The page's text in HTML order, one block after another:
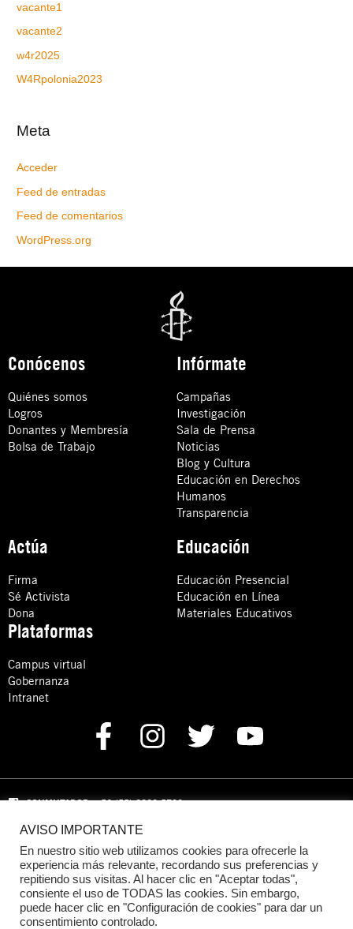
vacante1
vacante2
w4r2025
W4Rpolonia2023
Meta
Acceder
Feed de entradas
Feed de comentarios
WordPress.org
Conócenos
Quiénes somos
Logros
Donantes y Membresía
Bolsa de Trabajo
Infórmate
Campañas
Investigación
Sala de Prensa
Noticias
Blog y Cultura
Educación en Derechos
Humanos
Transparencia
Actúa
Firma
Sé Activista
Dona
Educación
Educación Presencial
Educación en Línea
Materiales Educativos
Plataformas
Campus virtual
Gobernanza
Intranet
CONMUTADOR: +52 (55) 8880 5730
Domicilio: Calle Hércules 13,
Benito Juárez, C.P. 03940 Ciudad de México, CDMX
DONACIONES:+52 +52 (55) 8880 5755
© 2024 Amnistía Internacional México
AVISO IMPORTANTE
En nuestro sitio web utilizamos cookies para ofrecerle la
experiencia más relevante, recordando sus preferencias y
repitiendo sus visitas. Al hacer clic en "Aceptar todas",
consiente el uso de TODAS las cookies. Sin embargo,
puede hacer clic en "Configuración de cookies" para dar un
consentimiento controlado.